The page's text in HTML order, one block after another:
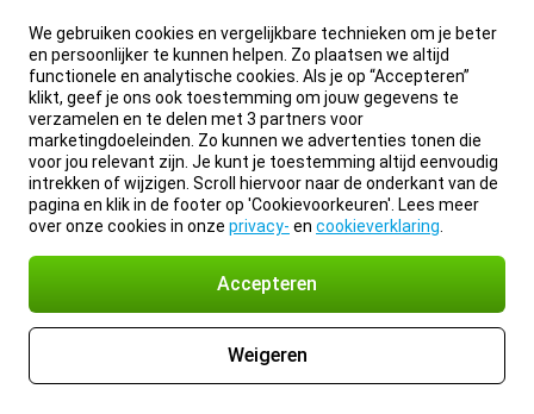
We gebruiken cookies en vergelijkbare technieken om je beter
en persoonlijker te kunnen helpen. Zo plaatsen we altijd
functionele en analytische cookies. Als je op “Accepteren”
klikt, geef je ons ook toestemming om jouw gegevens te
verzamelen en te delen met 3 partners voor
marketingdoeleinden. Zo kunnen we advertenties tonen die
voor jou relevant zijn. Je kunt je toestemming altijd eenvoudig
intrekken of wijzigen. Scroll hiervoor naar de onderkant van de
pagina en klik in de footer op 'Cookievoorkeuren'. Lees meer
over onze cookies in onze privacy- en cookieverklaring
Accepteren
Weigeren